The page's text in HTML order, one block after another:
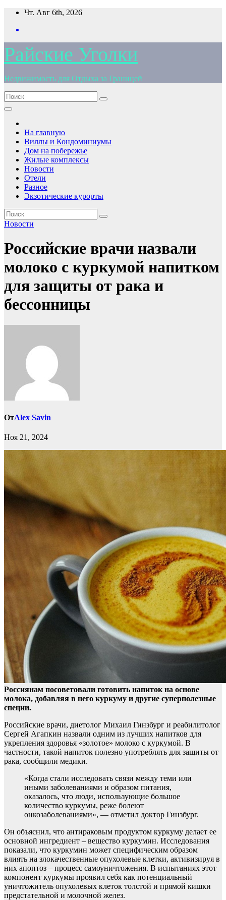
Перейти
содержимому
Чт. Авг 6th, 2026
Райские Уголки
Недвижимость для Отдыха за Границей
На главную
Виллы и Кондоминиумы
Дом на побережье
Жилые комплексы
Новости
Отели
Разное
Экзотические курорты
Новости
Российские врачи назвали
молоко с куркумой напитком
для защиты от рака и
бессонницы
ОтAlex Savin
Ноя 21, 2024
Россиянам посоветовали готовить напиток на основе
молока, добавляя в него куркуму и другие суперполезные
специи.
Российские врачи, диетолог Михаил Гинзбург и реабилитолог
Сергей Агапкин назвали одним из лучших напитков для
укрепления здоровья «золотое» молоко с куркумой. В
частности, такой напиток полезно употреблять для защиты от
рака, сообщили медики.
«Когда стали исследовать связи между теми или
иными заболеваниями и образом питания,
оказалось, что люди, использующие большое
количество куркумы, реже болеют
онкозаболеваниями», — отметил доктор Гинзбург.
Он объяснил, что антираковым продуктом куркуму делает ее
основной ингредиент – вещество куркумин. Исследования
показали, что куркумин может специфическим образом
влиять на злокачественные опухолевые клетки, активизируя в
них апоптоз – процесс самоуничтожения. В испытаниях этот
компонент куркумы проявил себя как потенциальный
уничтожитель опухолевых клеток толстой и прямой кишки
предстательной и молочной желез.